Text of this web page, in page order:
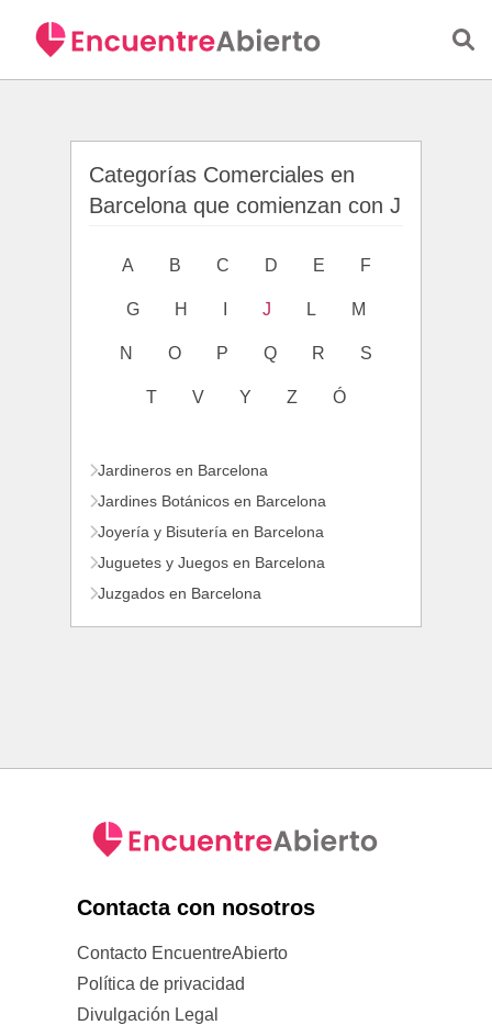
Categorías Comerciales en
Barcelona que comienzan con J
A B C D E F
G H J L M
N O P Q R S
T V Y Z Ó
Jardineros en Barcelona
Jardines Botánicos en Barcelona
Joyería y Bisutería en Barcelona
Juguetes y Juegos en Barcelona
Juzgados en Barcelona
Contacta con nosotros
Contacto EncuentreAbierto
Política de privacidad
Divulgación Legal